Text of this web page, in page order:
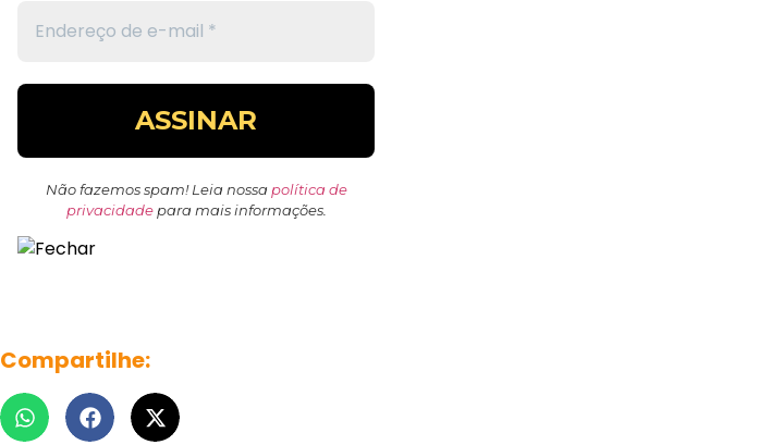
Não fazemos spam! Leia nossa política de
privacidadepara mais informações.
Compartilhe: